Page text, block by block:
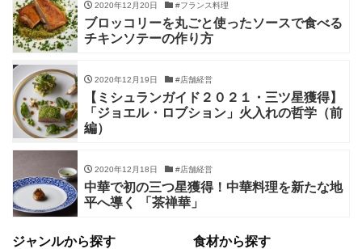
2020年12月20日 #フランス料理
ブロッコリーを丸ごと使ったソースで食べる
チキンソテーの作り方
2020年12月19日 #店舗経営
【ミシュランガイド２０２１・三ツ星獲得】
「ジョエル・ロブション」火入れの哲学（前
編）
2020年12月18日 #店舗経営
中華で初の三つ星獲得！中華料理を新たな地
平へ導く 「茶禅華」
ジャンルから探す 食材から探す